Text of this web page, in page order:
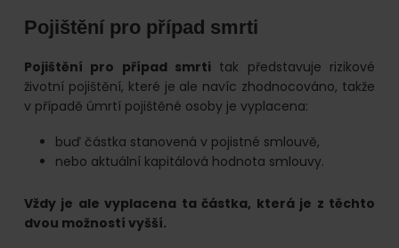
Pojištění pro případ smrti
Pojištění pro případ smrti tak představuje rizikové
životní pojištění, které je ale navíc zhodnocováno, takže
v případě úmrtí pojištěné osoby je vyplacena:
buď částka stanovená v pojistné smlouvě,
nebo aktuální kapitálová hodnota smlouvy.
Vždy je ale vyplacena ta částka, která je z těchto
dvou možností vyšší.